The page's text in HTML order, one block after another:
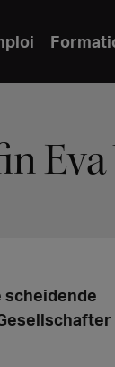
scheidende